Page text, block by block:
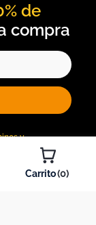
0
de
y
información.